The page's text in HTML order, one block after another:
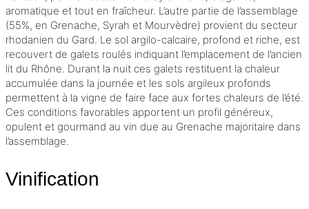
aromatique et tout en fraîcheur. L’autre partie de l’assemblage
(55%, en Grenache, Syrah et Mourvèdre) provient du secteur
rhodanien du Gard. Le sol argilo-calcaire, profond et riche, est
recouvert de galets roulés indiquant l’emplacement de l’ancien
lit du Rhône. Durant la nuit ces galets restituent la chaleur
accumulée dans la journée et les sols argileux profonds
permettent à la vigne de faire face aux fortes chaleurs de l’été.
Ces conditions favorables apportent un profil généreux,
opulent et gourmand au vin due au Grenache majoritaire dans
l’assemblage.
Vinification